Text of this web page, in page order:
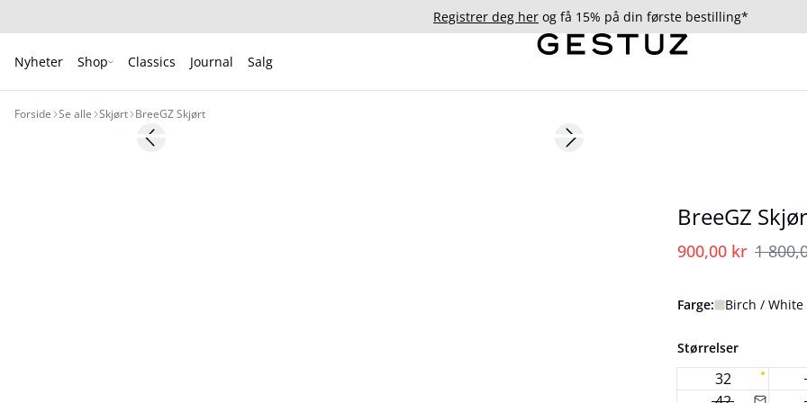
Registrer deg her og få 15% på din første bestilling*
Nyheter Shop Classics Journal Salg
Forside Se alle Skjørt BreeGZ Skjørt
- 50%Previous slide Next slide
BreeGZ
900,00 kr 1
Farge: Birch / White
Størrelser
32